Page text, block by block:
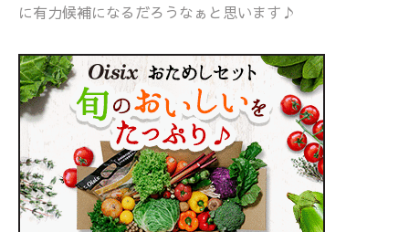
に有力候補になるだろうなぁと思います♪